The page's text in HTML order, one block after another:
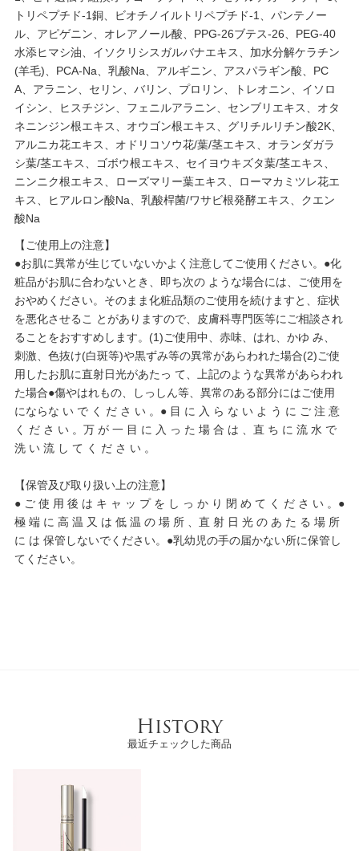
トリペプチド-1銅、ビオチノイルトリペプチド-1、パンテノー
ル、アピゲニン、オレアノール酸、PPG-26ブテス-26、PEG-40
水添ヒマシ油、イソクリシスガルバナエキス、加水分解ケラチン
(羊毛)、PCA-Na、乳酸Na、アルギニン、アスパラギン酸、PC
A、アラニン、セリン、バリン、プロリン、トレオニン、イソロ
イシン、ヒスチジン、フェニルアラニン、センブリエキス、オタ
ネニンジン根エキス、オウゴン根エキス、グリチルリチン酸2K、
アルニカ花エキス、オドリコソウ花/葉/茎エキス、オランダガラ
シ葉/茎エキス、ゴボウ根エキス、セイヨウキズタ葉/茎エキス、
ニンニク根エキス、ローズマリー葉エキス、ローマカミツレ花エ
キス、ヒアルロン酸Na、乳酸桿菌/ワサビ根発酵エキス、クエン
酸Na
【ご使用上の注意】
●お肌に異常が生じていないかよく注意してご使用ください。●化
粧品がお肌に合わないとき、即ち次の ような場合には、ご使用を
おやめください。そのまま化粧品類のご使用を続けますと、症状
を悪化させるこ とがありますので、皮膚科専門医等にご相談され
ることをおすすめします。(1)ご使用中、赤味、はれ、かゆ み、
刺激、色抜け(白斑等)や黒ずみ等の異常があらわれた場合(2)ご使
用したお肌に直射日光があたっ て、上記のような異常があらわれ
た場合●傷やはれもの、しっしん等、異常のある部分にはご使用
にならな い で く だ さ い 。● 目 に 入 ら な い よ う に ご 注 意
く だ さ い 。万 が 一 目 に 入 っ た 場 合 は 、直 ち に 流 水 で
洗 い 流 し て く だ さ い 。
【保管及び取り扱い上の注意】
● ご 使 用 後 は キ ャ ッ プ を し っ か り 閉 め て く だ さ い 。●
極 端 に 高 温 又 は 低 温 の 場 所 、直 射 日 光 の あ た る 場 所
に は 保管しないでください。●乳幼児の手の届かない所に保管し
てください。
History
最近チェックした商品